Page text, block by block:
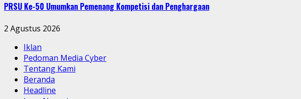
PRSU Ke-50 Umumkan Pemenang Kompetisi dan Penghargaan
2 Agustus 2026
Iklan
Pedoman Media Cyber
Tentang Kami
Beranda
Headline